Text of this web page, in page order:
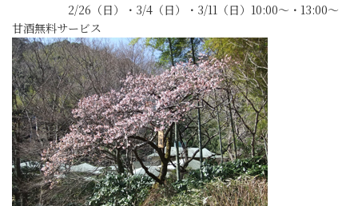
2/26（日）・3/4（日）・3/11（日）10:00～・13:00～
甘酒無料サービス